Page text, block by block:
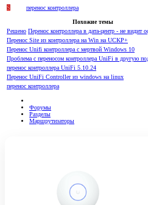
S
перенос контроллера
Похожие темы
Решено Перенос контроллера в дата-центр - не видит
Перенос Site из контроллера на Win на UCKP+
Перенос Unifi контроллера с мертвой Windows 10
Проблема с переносом контроллера UniFi в другую
перенос контроллера UniFi 5.10.24
Перенос UniFi Controller из windows на linux
перенос контроллера
Форумы
Разделы
Маршрутизаторы